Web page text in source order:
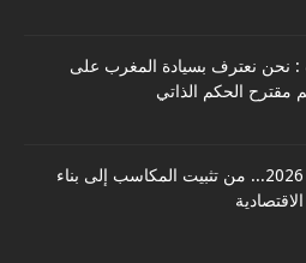
: نحن نعترف بسيادة المغرب على
مقترح الحكم الذاتي
خطاب العرش 2026... من تثبيت المكاسب إلى بناء